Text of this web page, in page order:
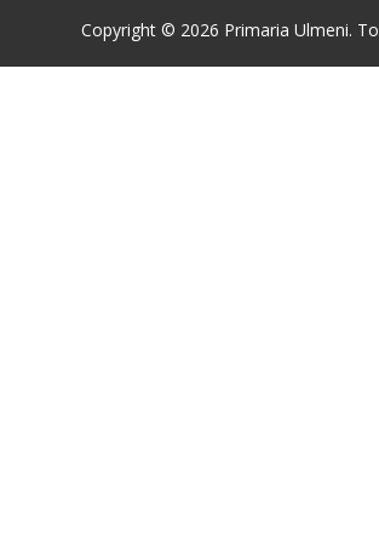
Copyright © 2026 Primaria Ulmeni.